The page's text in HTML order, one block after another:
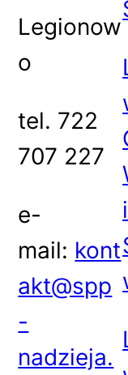
Legionow
o
tel. 722
707 227
e-
mail: kont
akt@spp
-
nadzieja.